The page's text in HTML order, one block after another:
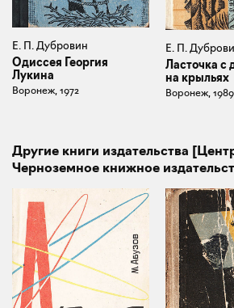
Е. П. Дубровин
Одиссея Георгия
Лукина
Воронеж, 1972
Е. П.
Ласточка с
на крыльях
Воронеж, 1989
Другие книги издательства
Черноземное книжное